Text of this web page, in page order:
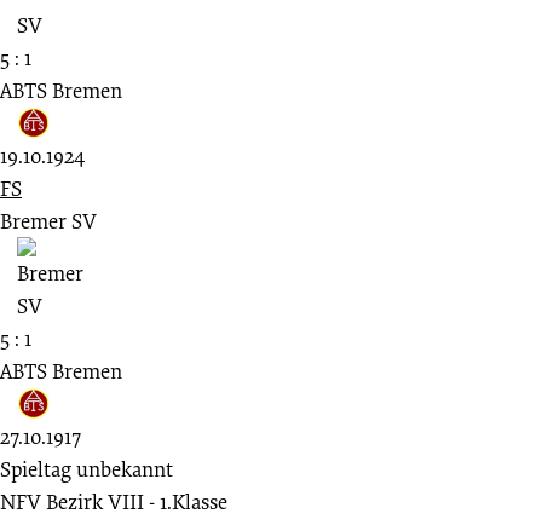
5 : 1
ABTS Bremen
19.10.1924
FS
Bremer SV
5 : 1
ABTS Bremen
27.10.1917
Spieltag unbekannt
NFV Bezirk VIII - 1.Klasse